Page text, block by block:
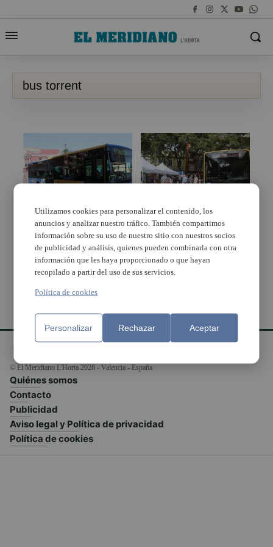
bus torrent
TorrentBus será un
50% más barato hasta
que finalice 2023
Torrent estrena bus y
nuevas paradas
© El Meridiano L'Horta 2026 - Valencia - España
Quiénes somos
Contacto
Publicidad
Aviso legal y Política de privacidad
Política de cookies
Utilizamos cookies para personalizar el contenido, los
anuncios y analizar nuestro tráfico. También compartimos
información sobre su uso de nuestro sitio con nuestros socios
de publicidad y análisis, quienes pueden combinarla con otra
información que les haya proporcionado o que hayan
recopilado a partir del uso de sus servicios.
Política de cookies
Personalizar Rechazar Aceptar